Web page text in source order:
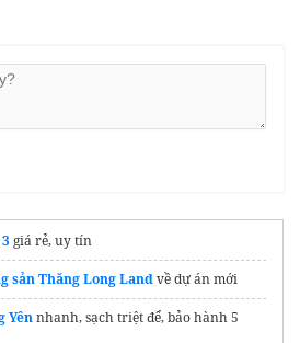
giá rẻ, uy tín
sản Thăng Long Landvề dự án mới
Yênnhanh, sạch triệt để, bảo hành 5